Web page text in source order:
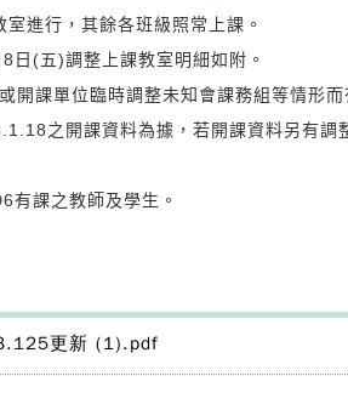
進行，其餘各班級照常上課。
(五)調整上課教室明細如附。
開課單位臨時調整未知會課務組等情形
之開課資料為據，若開課資料另有調
有課之教師及學生。
更新 (1).pdf